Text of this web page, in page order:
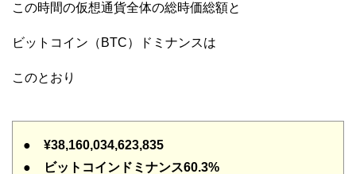
この時間の仮想通貨全体の総時価総額と
ビットコイン（BTC）ドミナンスは
このとおり
● ¥38,160,034,623,835
●
ビットコインドミナンス60.3%